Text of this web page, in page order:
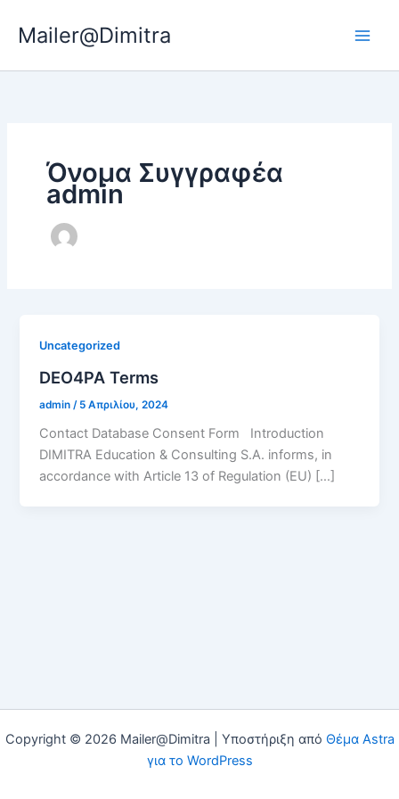
στοMailer@Dimitra
Όνομα Συγγραφέα
admin
Uncategorized
DEO4PA Terms
admin / 5 Απριλίου, 2024
Contact Database Consent Form Introduction
DIMITRA Education & Consulting S.A. informs, in
accordance with Article 13 of Regulation (EU) […]
Copyright © 2026 Mailer@Dimitra | Υποστήριξη από Θέμα Astra
για το WordPress